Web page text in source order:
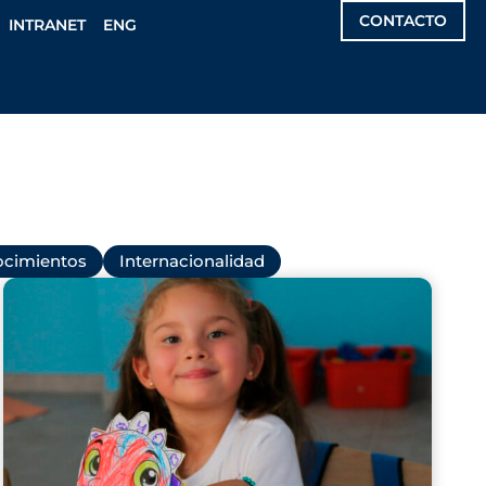
INTRANET ENG CONTACTO
Internacionalidad